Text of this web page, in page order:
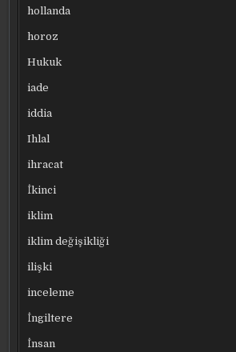
hollanda
horoz
Hukuk
iade
iddia
Ihlal
ihracat
İkinci
iklim
iklim değişikliği
ilişki
inceleme
İngiltere
İnsan